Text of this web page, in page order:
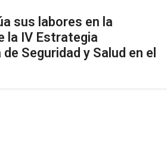
sus labores en la
la IV Estrategia
Seguridad y Salud en el